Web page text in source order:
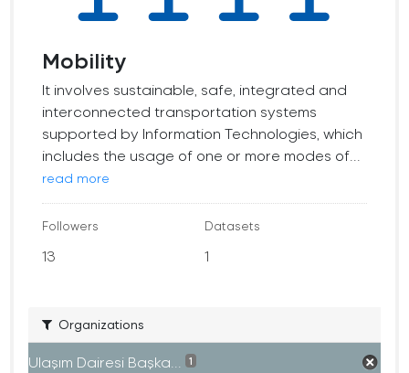
Mobility
It involves sustainable, safe, integrated and
interconnected transportation systems
supported by Information Technologies, which
includes the usage of one or more modes of...
read more
Followers
13
Datasets
1
Organizations
Ulaşım Dairesi Başka... 1